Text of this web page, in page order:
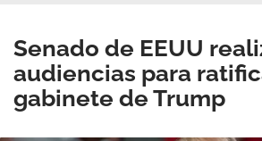
Senado de EEUU
audiencias para
gabinete de Trump